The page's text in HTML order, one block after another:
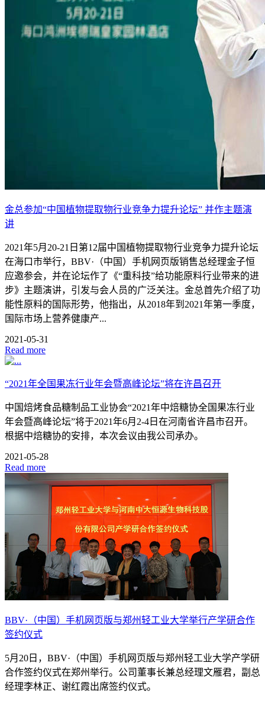
金总参加“中国植物提取物行业竞争力提升论坛” 并作主题演
讲
2021年5月20-21日第12届中国植物提取物行业竞争力提升论坛
在海口市举行，BBV·（中国）手机网页版销售总经理金子恒
应邀参会，并在论坛作了《“重科技”给功能原料行业带来的进
步》主题演讲，引发与会人员的广泛关注。金总首先介绍了功
能性原料的国际形势，他指出，从2018年到2021年第一季度，
国际市场上营养健康产...
2021-05-31
Read more
“2021年全国果冻行业年会暨高峰论坛”将在许昌召开
中国焙烤食品糖制品工业协会“2021年中焙糖协全国果冻行业
年会暨高峰论坛”将于2021年6月2-4日在河南省许昌市召开。
根据中焙糖协的安排，本次会议由我公司承办。
2021-05-28
Read more
BBV·（中国）手机网页版与郑州轻工业大学举行产学研合作
签约仪式
5月20日，BBV·（中国）手机网页版与郑州轻工业大学产学研
合作签约仪式在郑州举行。公司董事长兼总经理文雁君，副总
经理李林正、谢红霞出席签约仪式。